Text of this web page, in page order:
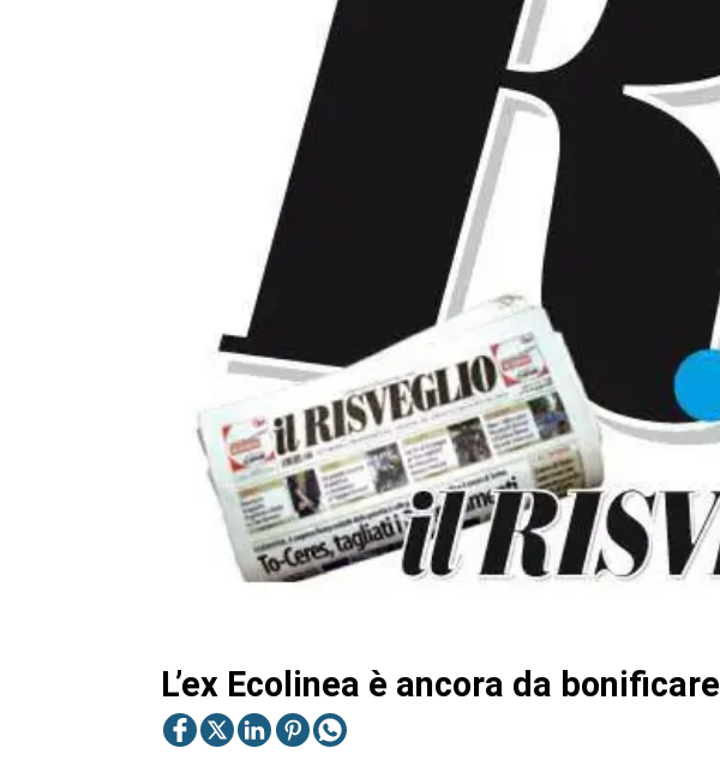
L’ex Ecolinea è ancora da bonificare